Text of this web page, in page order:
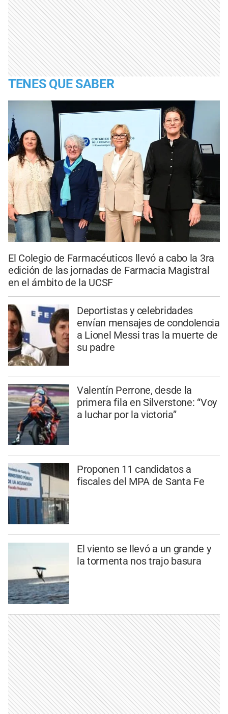
TENES QUE SABER
El Colegio de Farmacéuticos llevó a cabo la 3ra
edición de las jornadas de Farmacia Magistral
en el ámbito de la UCSF
Deportistas y celebridades
envían mensajes de condolencia
a Lionel Messi tras la muerte de
su padre
Valentín Perrone, desde la
primera fila en Silverstone: “Voy
a luchar por la victoria”
Proponen 11 candidatos a
fiscales del MPA de Santa Fe
El viento se llevó a un grande y
la tormenta nos trajo basura